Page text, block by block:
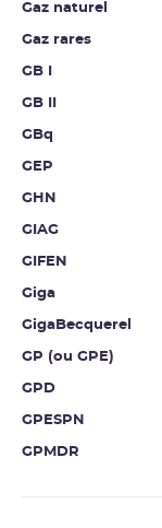
Gaz naturel
Gaz rares
GB I
GB II
GBq
GEP
GHN
GIAG
GIFEN
Giga
GigaBecquerel
GP (ou GPE)
GPD
GPESPN
GPMDR